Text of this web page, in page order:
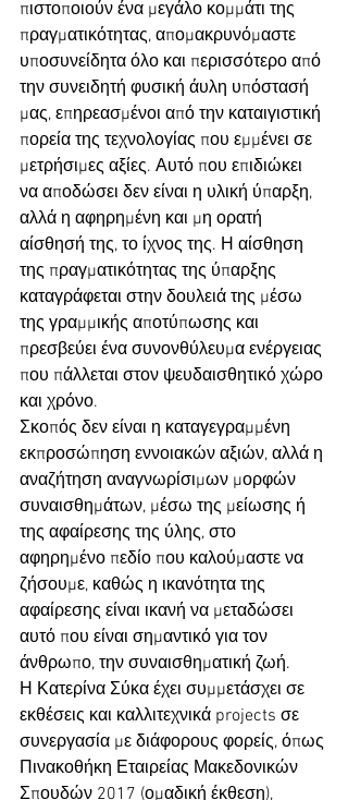
πιστοποιούν ένα μεγάλο κομμάτι της
πραγματικότητας, απομακρυνόμαστε
υποσυνείδητα όλο και περισσότερο από
την συνειδητή φυσική άυλη υπόστασή
μας, επηρεασμένοι από την καταιγιστική
πορεία της τεχνολογίας που εμμένει σε
μετρήσιμες αξίες. Αυτό που επιδιώκει
να αποδώσει δεν είναι η υλική ύπαρξη,
αλλά η αφηρημένη και μη ορατή
αίσθησή της, το ίχνος της. Η αίσθηση
της πραγματικότητας της ύπαρξης
καταγράφεται στην δουλειά της μέσω
της γραμμικής αποτύπωσης και
πρεσβεύει ένα συνονθύλευμα ενέργειας
που πάλλεται στον ψευδαισθητικό χώρο
και χρόνο.
Σκοπός δεν είναι η καταγεγραμμένη
εκπροσώπηση εννοιακών αξιών, αλλά η
αναζήτηση αναγνωρίσιμων μορφών
συναισθημάτων, μέσω της μείωσης ή
της αφαίρεσης της ύλης, στο
αφηρημένο πεδίο που καλούμαστε να
ζήσουμε, καθώς η ικανότητα της
αφαίρεσης είναι ικανή να μεταδώσει
αυτό που είναι σημαντικό για τον
άνθρωπο, την συναισθηματική ζωή.
Η Κατερίνα Σύκα έχει συμμετάσχει σε
εκθέσεις και καλλιτεχνικά projects σε
συνεργασία με διάφορους φορείς, όπως
Πινακοθήκη Εταιρείας Μακεδονικών
Σπουδών 2017 (ομαδική έκθεση),